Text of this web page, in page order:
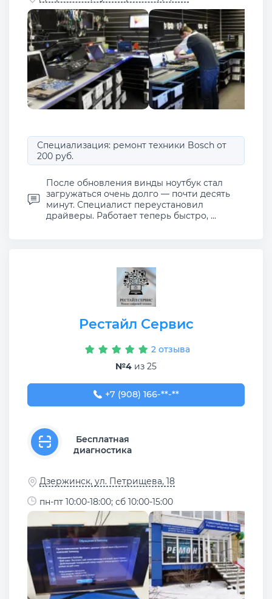
Специализация: ремонт техники Bosch от
200 руб.
После обновления винды ноутбук стал
загружаться очень долго — почти десять
минут. Специалист переустановил
драйверы. Работает теперь быстро, ...
Рестайл Сервис
2 отзыва
№4 из 25
+7 (908) 166-66-83
+7 (908) 166-**-**
Бесплатная
диагностика
Дзержинск, ул. Петрищева, 18
пн-пт 10:00-18:00; сб 10:00-15:00